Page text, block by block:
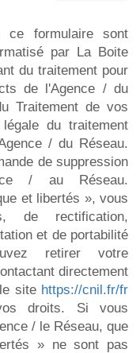
ce formulaire sont
par La Boite
du traitement pour
de l'Agence / du
Traitement de vos
du traitement
/ du Réseau.
de suppression
/ au Réseau.
et libertés », vous
de rectification,
et de portabilité
retirer votre
directement
site https://cnil.fr/fr
droits. Si vous
/ le Réseau, que
» ne sont pas